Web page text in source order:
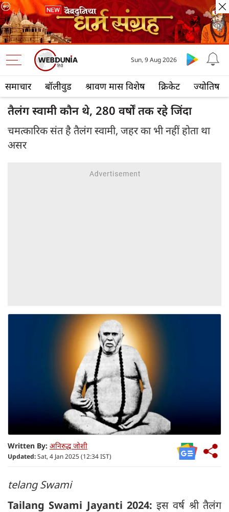
समाचार बॉलीवुड श्रावण मास विशेष क्रिकेट ज्योतिष
Sun, 9 Aug 2026
तैलंग स्वामी कौन थे, 280 वर्षों तक रहे जिंदा
चमत्कारिक संत है तैलंग स्वामी, जहर का भी नहीं होता था
असर
Written By: अनिरुद्ध जोशी
Updated:Sat, 4 Jan 2025 (12:34 IST)
telang Swami
Tailang Swami Jayanti 2024:इस वर्ष श्री तैलंग